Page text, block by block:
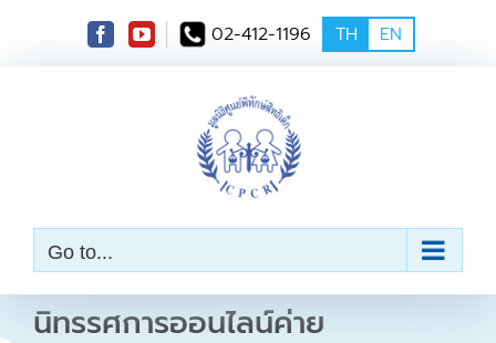
t
02-412-1196 TH EN
Go to...
นิทรรศการออนไลน์ค่าย